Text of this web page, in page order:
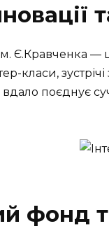
ім. Є.Кравченка
класи,
поєднує
фонд